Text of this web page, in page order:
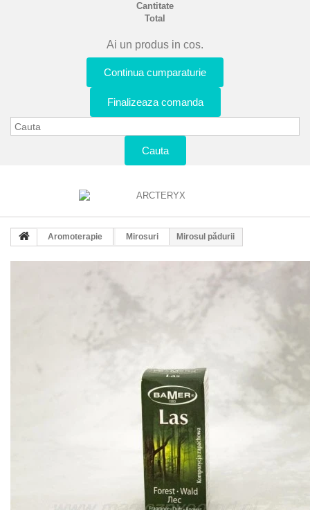
Cantitate
Total
Ai un produs in cos.
Continua cumparaturie
Finalizeaza comanda
Cauta
Aromoterapie Mirosuri Mirosul pădurii